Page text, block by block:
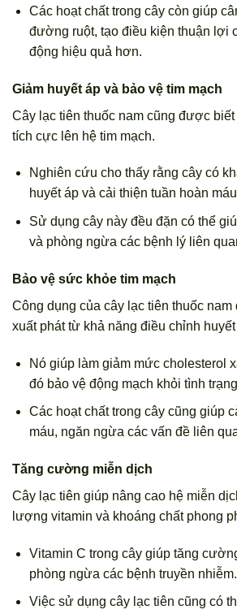
Các hoạt chất trong cây còn giúp
đường ruột, tạo điều kiện thuận lợi
động hiệu quả hơn.
Giảm huyết áp và bảo vệ tim mạch
Cây lạc tiên thuốc nam cũng được
tích cực lên hệ tim mạch.
Nghiên cứu cho thấy rằng cây có
huyết áp và cải thiện tuần hoàn
Sử dụng cây này đều đặn có thể
và phòng ngừa các bệnh lý liên
Bảo vệ sức khỏe tim mạch
Công dụng của cây lạc tiên thuốc nam
xuất phát từ khả năng điều chỉnh
Nó giúp làm giảm mức cholesterol
đó bảo vệ động mạch khỏi tình
Các hoạt chất trong cây cũng giúp
máu, ngăn ngừa các vấn đề liên
Tăng cường miễn dịch
Cây lạc tiên giúp nâng cao hệ miễn
lượng vitamin và khoáng chất phong
Vitamin C trong cây giúp tăng
phòng ngừa các bệnh truyền nhiễm.
Việc sử dụng cây lạc tiên cũng có